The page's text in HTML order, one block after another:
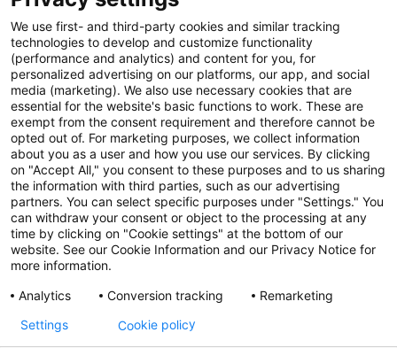
We use first- and third-party cookies and similar tracking
technologies to develop and customize functionality
(performance and analytics) and content for you, for
personalized advertising on our platforms, our app, and social
media (marketing). We also use necessary cookies that are
essential for the website's basic functions to work. These are
exempt from the consent requirement and therefore cannot be
opted out of. For marketing purposes, we collect information
about you as a user and how you use our services. By clicking
on "Accept All," you consent to these purposes and to us sharing
the information with third parties, such as our advertising
partners. You can select specific purposes under "Settings." You
can withdraw your consent or object to the processing at any
time by clicking on "Cookie settings" at the bottom of our
website. See our Cookie Information and our Privacy Notice for
more information.
Analytics
Conversion tracking Remarketing
Settings Cookie policy